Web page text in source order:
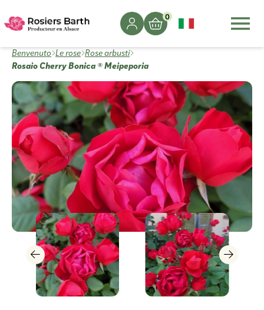
0
Benvenuto Le rose Rose arbusti
Rosaio Cherry Bonica ® Meipeporia